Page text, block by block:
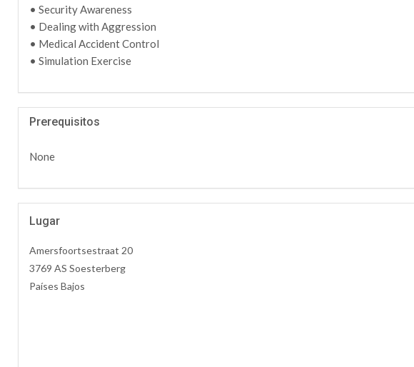
• Security Awareness
• Dealing with Aggression
• Medical Accident Control
• Simulation Exercise
Prerequisitos
None
Lugar
Amersfoortsestraat 20
3769 AS Soesterberg
Países Bajos